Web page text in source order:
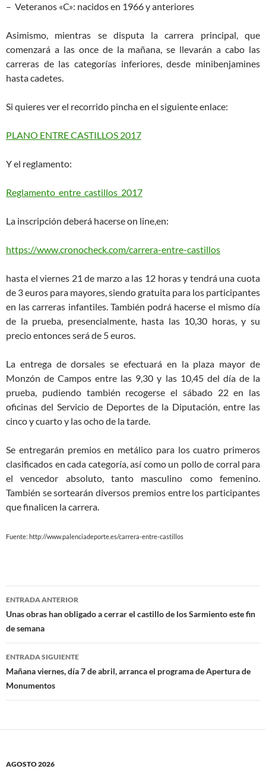
– Veteranos «C»: nacidos en 1966 y anteriores
Asimismo, mientras se disputa la carrera principal, que
comenzará a las once de la mañana, se llevarán a cabo las
carreras de las categorías inferiores, desde minibenjamines
hasta cadetes.
Si quieres ver el recorrido pincha en el siguiente enlace:
PLANO ENTRE CASTILLOS 2017
Y el reglamento:
Reglamento_entre_castillos_2017
La inscripción deberá hacerse on line,en:
https://www.cronocheck.com/carrera-entre-castillos
hasta el viernes 21 de marzo a las 12 horas y tendrá una cuota
de 3 euros para mayores, siendo gratuita para los participantes
en las carreras infantiles. También podrá hacerse el mismo día
de la prueba, presencialmente, hasta las 10,30 horas, y su
precio entonces será de 5 euros.
La entrega de dorsales se efectuará en la plaza mayor de
Monzón de Campos entre las 9,30 y las 10,45 del día de la
prueba, pudiendo también recogerse el sábado 22 en las
oficinas del Servicio de Deportes de la Diputación, entre las
cinco y cuarto y las ocho de la tarde.
Se entregarán premios en metálico para los cuatro primeros
clasificados en cada categoría, así como un pollo de corral para
el vencedor absoluto, tanto masculino como femenino.
También se sortearán diversos premios entre los participantes
que finalicen la carrera.
Fuente: http://www.palenciadeporte.es/carrera-entre-castillos
Navegación
de
entradas
ENTRADA ANTERIOR
Unas obras han obligado a cerrar el castillo de los Sarmiento este fin
de semana
ENTRADA SIGUIENTE
Mañana viernes, día 7 de abril, arranca el programa de Apertura de
Monumentos
AGOSTO 2026